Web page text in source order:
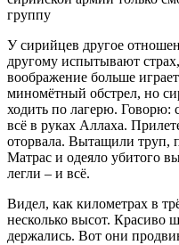
группу
У сирийцев другое
другому испытывают
воображение больше
миномётный обстрел, но
ходить по лагерю. Говорю:
всё в руках Аллаха.
оторвала. Вытащили труп,
Матрас и одеяло убитого
легли – и всё.
Видел, как километрах в
несколько высот. Красиво
держались. Вот они